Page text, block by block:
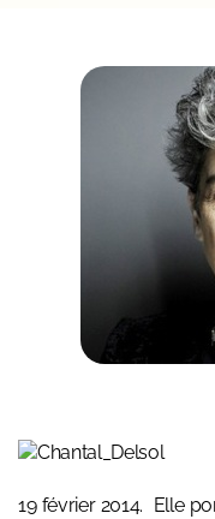
19 février 2014. Elle